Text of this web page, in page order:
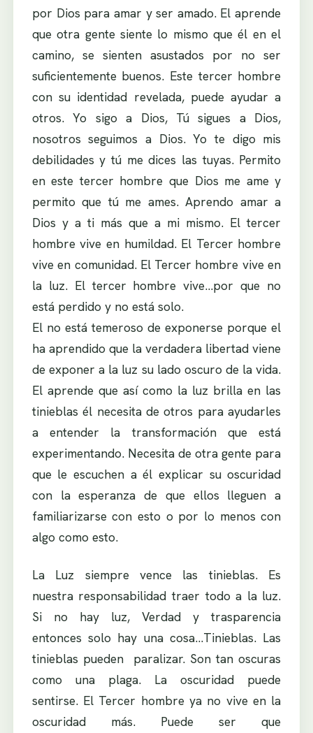
por Dios para amar y ser amado. El aprende
que otra gente siente lo mismo que él en el
camino, se sienten asustados por no ser
suficientemente buenos. Este tercer hombre
con su identidad revelada, puede ayudar a
otros. Yo sigo a Dios, Tú sigues a Dios,
nosotros seguimos a Dios. Yo te digo mis
debilidades y tú me dices las tuyas. Permito
en este tercer hombre que Dios me ame y
permito que tú me ames. Aprendo amar a
Dios y a ti más que a mi mismo. El tercer
hombre vive en humildad. El Tercer hombre
vive en comunidad. El Tercer hombre vive en
la luz. El tercer hombre vive…por que no
está perdido y no está solo.
El no está temeroso de exponerse porque el
ha aprendido que la verdadera libertad viene
de exponer a la luz su lado oscuro de la vida.
El aprende que así como la luz brilla en las
tinieblas él necesita de otros para ayudarles
a entender la transformación que está
experimentando. Necesita de otra gente para
que le escuchen a él explicar su oscuridad
con la esperanza de que ellos lleguen a
familiarizarse con esto o por lo menos con
algo como esto.
La Luz siempre vence las tinieblas. Es
nuestra responsabilidad traer todo a la luz.
Si no hay luz, Verdad y trasparencia
entonces solo hay una cosa…Tinieblas. Las
tinieblas pueden paralizar. Son tan oscuras
como una plaga. La oscuridad puede
sentirse. El Tercer hombre ya no vive en la
oscuridad más. Puede ser que